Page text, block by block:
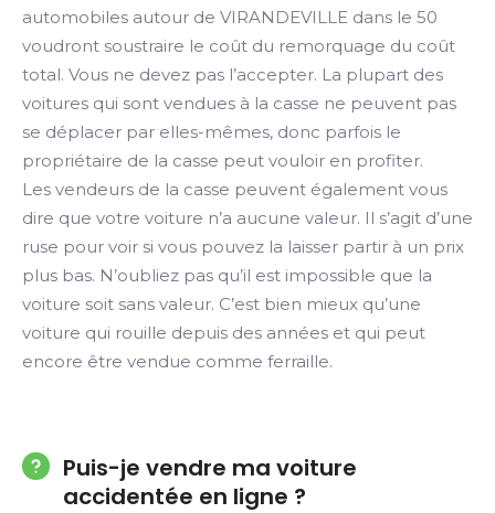
automobiles autour de VIRANDEVILLE dans le 50
voudront soustraire le coût du remorquage du coût
total. Vous ne devez pas l’accepter. La plupart des
voitures qui sont vendues à la casse ne peuvent pas
se déplacer par elles-mêmes, donc parfois le
propriétaire de la casse peut vouloir en profiter.
Les vendeurs de la casse peuvent également vous
dire que votre voiture n’a aucune valeur. Il s’agit d’une
ruse pour voir si vous pouvez la laisser partir à un prix
plus bas. N’oubliez pas qu’il est impossible que la
voiture soit sans valeur. C’est bien mieux qu’une
voiture qui rouille depuis des années et qui peut
encore être vendue comme ferraille.
Puis-je vendre ma voiture
accidentée en ligne ?